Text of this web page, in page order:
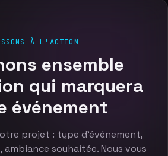
À L'ACTION
ensemble
qui marquera
événement
projet : type d'événement,
souhaitée. Nous vous